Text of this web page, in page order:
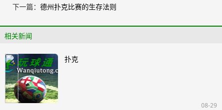
下一篇： 德州扑克比赛的生存法则
相关新闻
扑克
08-29